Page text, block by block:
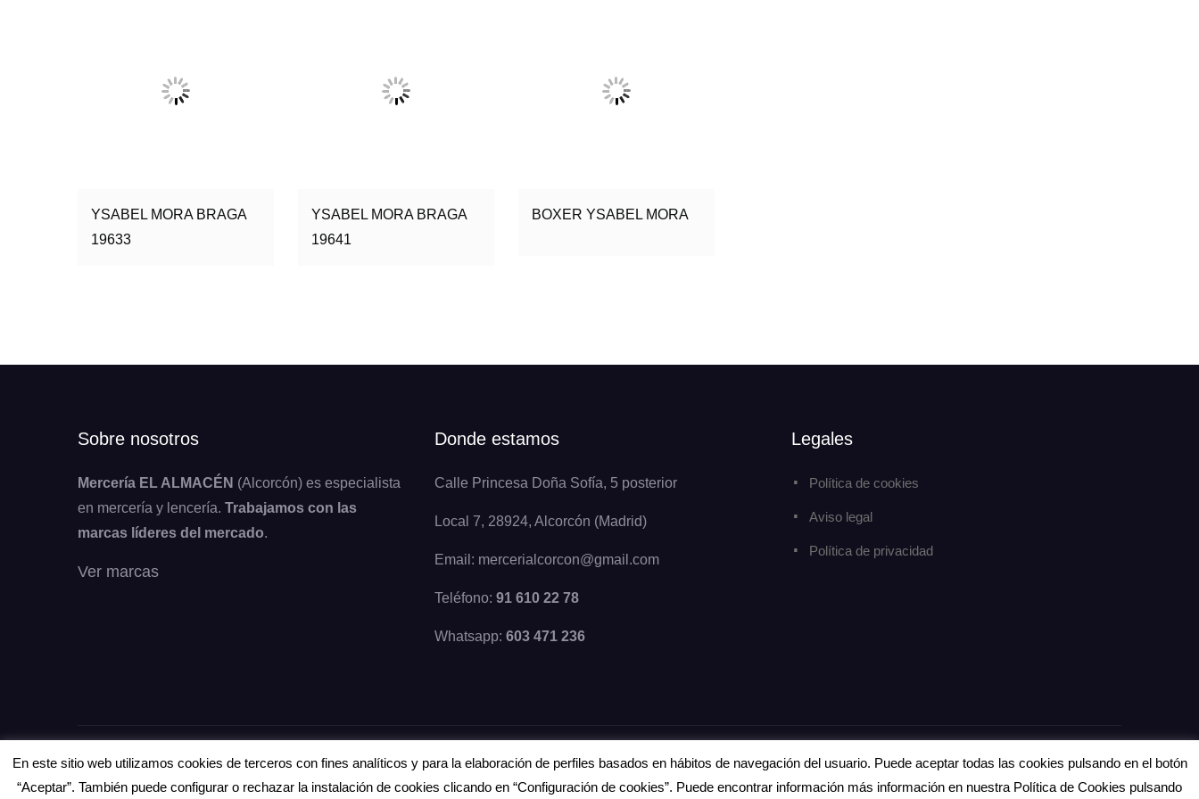
YSABEL MORA BRAGA
19633
YSABEL MORA BRAGA
19641
BOXER YSABEL MORA
Sobre nosotros
Mercería EL ALMACÉN (Alcorcón) es especialista
en mercería y lencería. Trabajamos con las
marcas líderes del mercado.
Ver marcas
Donde estamos
Calle Princesa Doña Sofía, 5 posterior
Local 7, 28924, Alcorcón (Madrid)
Email: mercerialcorcon@gmail.com
Teléfono: 91 610 22 78
Whatsapp: 603 471 236
Legales
Política de cookies
Aviso legal
Política de privacidad
Copyright © Todos los derechos reservados. eCommerce Gem porProDesigns
En este sitio web utilizamos cookies de terceros con fines analíticos y para la elaboración de perfiles basados en hábitos de navegación del usuario. Puede aceptar todas las cookies pulsando en el botón
“Aceptar”. También puede configurar o rechazar la instalación de cookies clicando en “Configuración de cookies”. Puede encontrar información más información en nuestra Política de Cookies pulsando